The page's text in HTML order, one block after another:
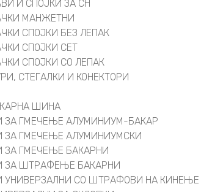
И СПОЈКИ ЗА СН
МАНЖЕТНИ
СПОЈКИ БЕЗ ЛЕПАК
СПОЈКИ СЕТ
СПОЈКИ СО ЛЕПАК
СТЕГАЛКИ И КОНЕКТОРИ
ШИНА
ЗА ГМЕЧЕЊЕ АЛУМИНИУМ-БАКАР
ЗА ГМЕЧЕЊЕ АЛУМИНИУМСКИ
ЗА ГМЕЧЕЊЕ БАКАРНИ
ЗА ШТРАФЕЊЕ БАКАРНИ
УНИВЕРЗАЛНИ СО ШТРАФОВИ НА КИНЕЊЕ